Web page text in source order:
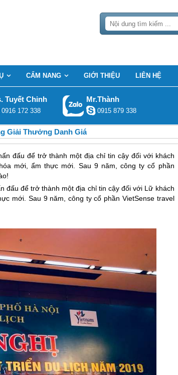
CẨM NANG GIỚI THIỆU LIÊN HỆ
Tuyết Chinh
0916 172 338
Mr.Thành
0915 879 338
Giải Thưởng Danh Giá
đấu để trở thành một địa chỉ tin cậy đối với khách
mới, ẩm thực mới. Sau 9 năm, công ty cổ phần
đấu để trở thành một địa chỉ tin cậy đối với Lữ khách
mới. Sau 9 năm, công ty cổ phần VietSense travel